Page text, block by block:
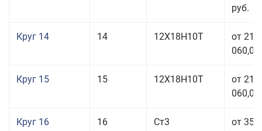
руб.
Круг 14 14 12Х18Н10Т
от 211
060,00
Круг 15 15 12Х18Н10Т
от 211
060,00
Круг 16 16 Ст3
от 35